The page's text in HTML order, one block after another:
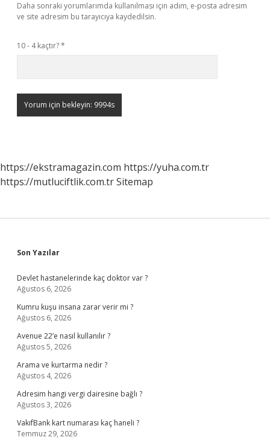
Daha sonraki yorumlarımda kullanılması için adım, e-posta adresim
ve site adresim bu tarayıcıya kaydedilsin.
10 - 4 kaçtır?*
https://ekstramagazin.com https://yuha.com.tr
https://mutluciftlik.com.trSitemap
Sidebar
Son Yazılar
Devlet hastanelerinde kaç doktor var ?
Ağustos 6, 2026
Kumru kuşu insana zarar verir mi ?
Ağustos 6, 2026
Avenue 22’e nasıl kullanılır ?
Ağustos 5, 2026
Arama ve kurtarma nedir ?
Ağustos 4, 2026
Adresim hangi vergi dairesine bağlı ?
Ağustos 3, 2026
VakıfBank kart numarası kaç haneli ?
Temmuz 29, 2026